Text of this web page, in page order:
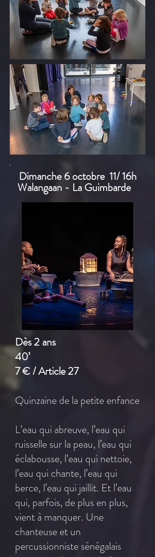
Dimanche 6 octobre 11/ 16h
Walangaan - La Guimbarde
Dès 2 ans
40’
7 € / Article 27
Quinzaine de la petite enfance
L’eau qui abreuve, l’eau qui
ruisselle sur la peau, l’eau qui
éclabousse, l’eau qui nettoie,
l’eau qui chante, l’eau qui
berce, l’eau qui jaillit. Et l’eau
qui, parfois, de plus en plus,
vient à manquer. Une
chanteuse et un
percussionniste sénégalais